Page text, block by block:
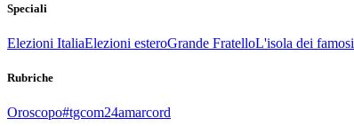
Speciali
Elezioni ItaliaElezioni esteroGrande FratelloL'isola dei famosi
Rubriche
Oroscopo#tgcom24amarcord